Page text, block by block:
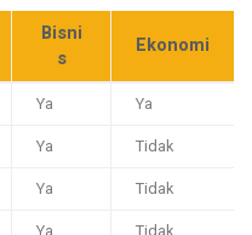
Bisni
s
Ekonomi
Ya
Ya
Ya
Tidak
Ya
Tidak